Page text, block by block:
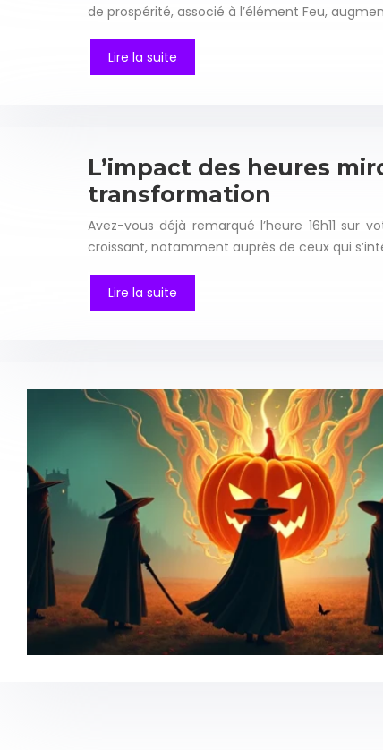
de prospérité, associé à l’élément Feu,
Lire la suite
L’impact des heures
transformation
Avez-vous déjà remarqué l’heure 16h11
croissant, notamment auprès de ceux qui
Lire la suite